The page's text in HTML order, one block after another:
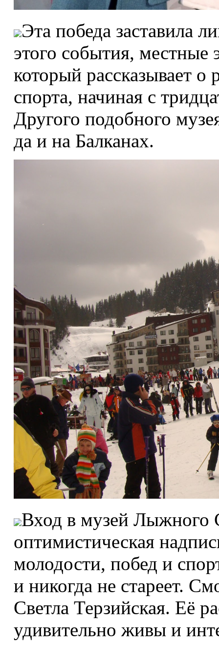
Эта победа заставила
этого события, местные
который рассказывает о
спорта, начиная с
Другого подобного
да и на Балканах.
Вход в музей Лыжного
оптимистическая
молодости, побед и
и никогда не стареет.
Светла Терзийская. Её
удивительно живы и